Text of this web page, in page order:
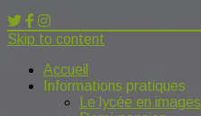
Skip to content
Accueil
Informations pratiques
Le lycée en images